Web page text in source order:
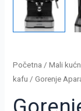
Početna /Mali
kafu / Gorenje